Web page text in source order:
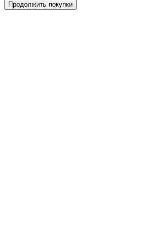
Продолжить покупки